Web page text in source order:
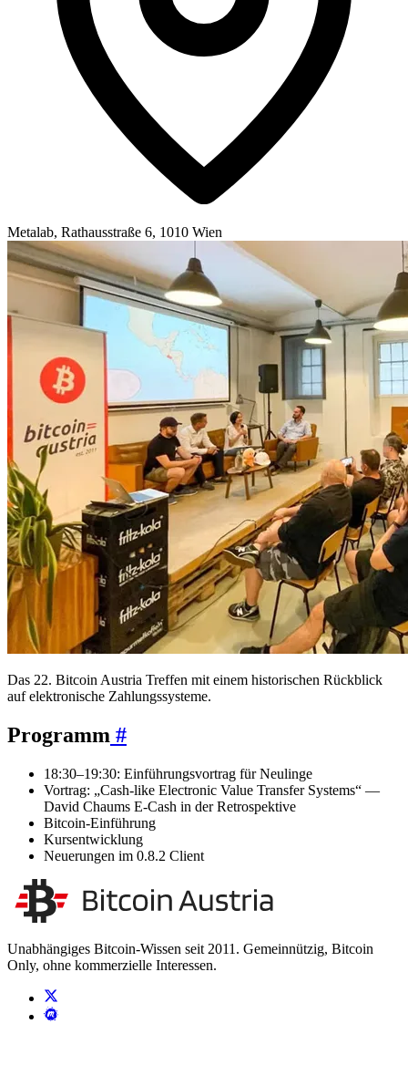
Metalab, Rathausstraße 6, 1010 Wien
Das 22. Bitcoin Austria Treffen mit einem historischen Rückblick
auf elektronische Zahlungssysteme.
Programm #
18:30–19:30: Einführungsvortrag für Neulinge
Vortrag: „Cash-like Electronic Value Transfer Systems“ —
David Chaums E-Cash in der Retrospektive
Bitcoin-Einführung
Kursentwicklung
Neuerungen im 0.8.2 Client
Unabhängiges Bitcoin-Wissen seit 2011. Gemeinnützig, Bitcoin
Only, ohne kommerzielle Interessen.